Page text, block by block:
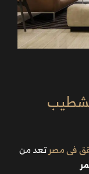
فى مصرتعد من